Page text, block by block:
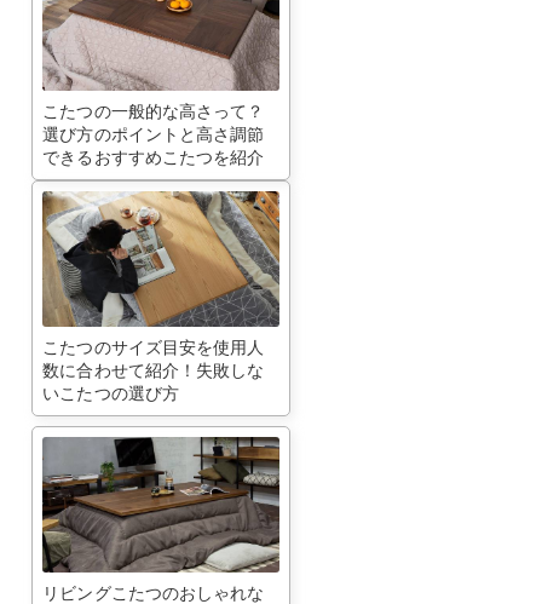
こたつの一般的な高さって？
選び方のポイントと高さ調節
できるおすすめこたつを紹介
こたつのサイズ目安を使用人
数に合わせて紹介！失敗しな
いこたつの選び方
リビングこたつのおしゃれな